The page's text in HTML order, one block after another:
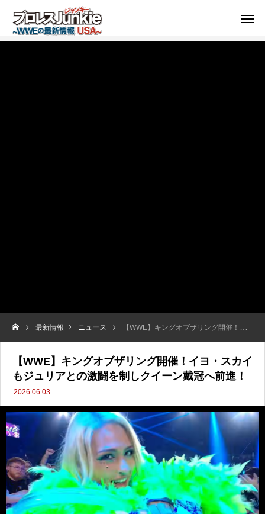
最新情報 ニュース 【WWE】キングオブザリング開催！イヨ・スカイもジュリアとの激闘を制しクイーン戴冠へ前進！
【WWE】キングオブザリング開催！イヨ・スカイ
もジュリアとの激闘を制しクイーン戴冠へ前進！
2026.06.03